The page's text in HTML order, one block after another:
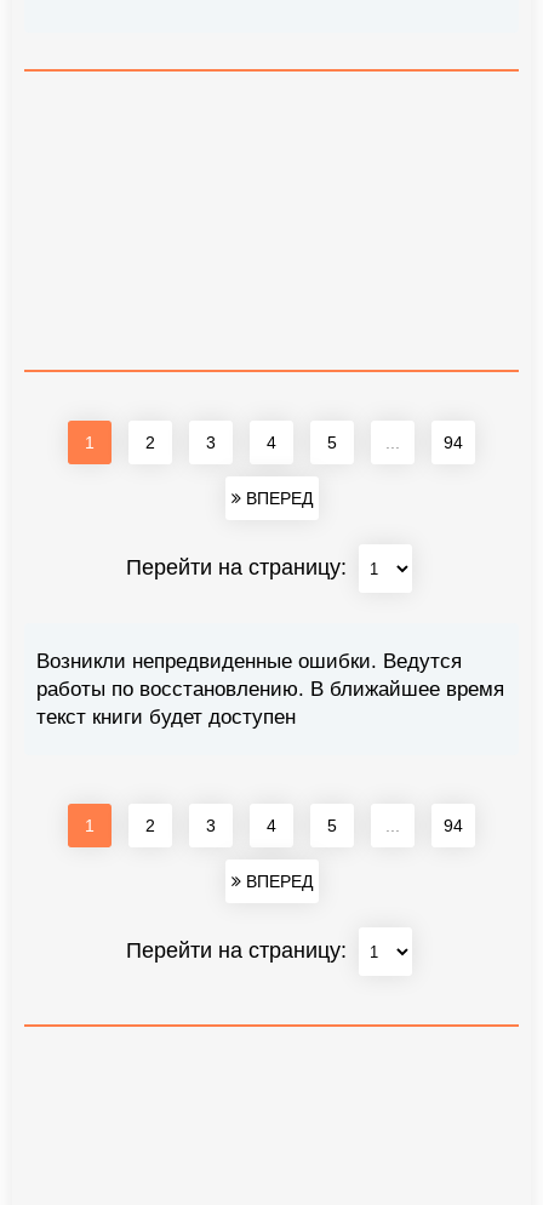
1 2 3 4 5 94
ВПЕРЕД
Перейти на страницу:
Возникли непредвиденные ошибки. Ведутся
работы по восстановлению. В ближайшее время
текст книги будет доступен
1 2 3 4 5 94
ВПЕРЕД
Перейти на страницу: